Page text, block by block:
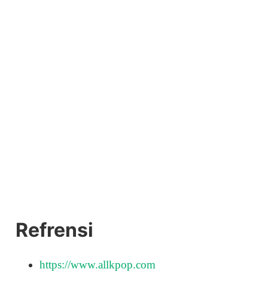
Refrensi
https://www.allkpop.com